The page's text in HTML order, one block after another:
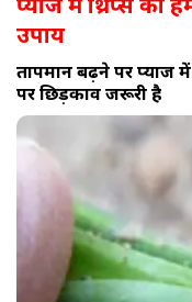
उपाय
तापमान बढ़ने पर प्याज
पर छिड़काव जरूरी है